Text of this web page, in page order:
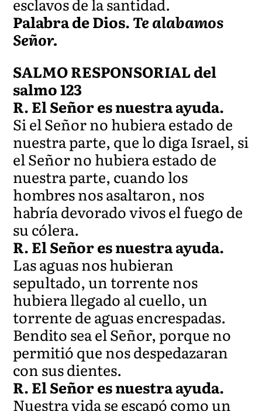
esclavos de la santidad.
Palabra de Dios.Te alabamos
Señor.
SALMO RESPONSORIAL del
salmo 123
R. El Señor es nuestra ayuda.
Si el Señor no hubiera estado de
nuestra parte, que lo diga Israel, si
el Señor no hubiera estado de
nuestra parte, cuando los
hombres nos asaltaron, nos
habría devorado vivos el fuego de
su cólera.
R. El Señor es nuestra ayuda.
Las aguas nos hubieran
sepultado, un torrente nos
hubiera llegado al cuello, un
torrente de aguas encrespadas.
Bendito sea el Señor, porque no
permitió que nos despedazaran
con sus dientes.
R. El Señor es nuestra ayuda.
Nuestra vida se escapó como un